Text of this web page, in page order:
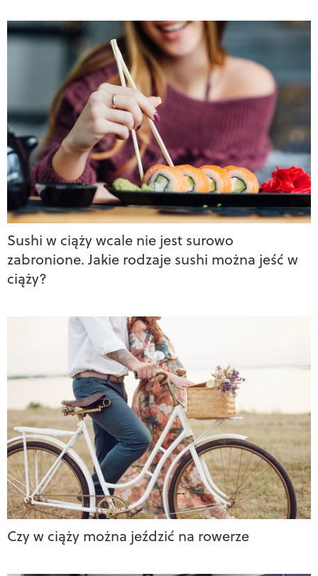
Sushi w ciąży wcale nie jest surowo
zabronione. Jakie rodzaje sushi można jeść w
ciąży?
Czy w ciąży można jeździć na rowerze